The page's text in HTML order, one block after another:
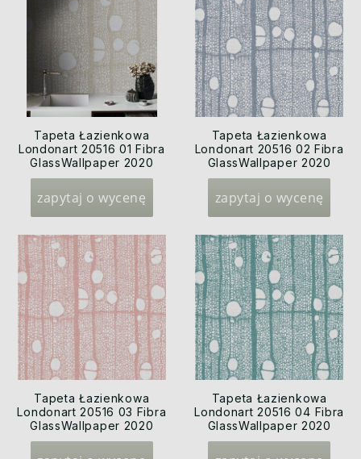
Tapeta Łazienkowa
Londonart 20516 01 Fibra
GlassWallpaper 2020
zapytaj o wycenę
Tapeta Łazienkowa
Londonart 20516 02 Fibra
GlassWallpaper 2020
zapytaj o wycenę
Tapeta Łazienkowa
Londonart 20516 03 Fibra
GlassWallpaper 2020
Tapeta Łazienkowa
Londonart 20516 04 Fibra
GlassWallpaper 2020